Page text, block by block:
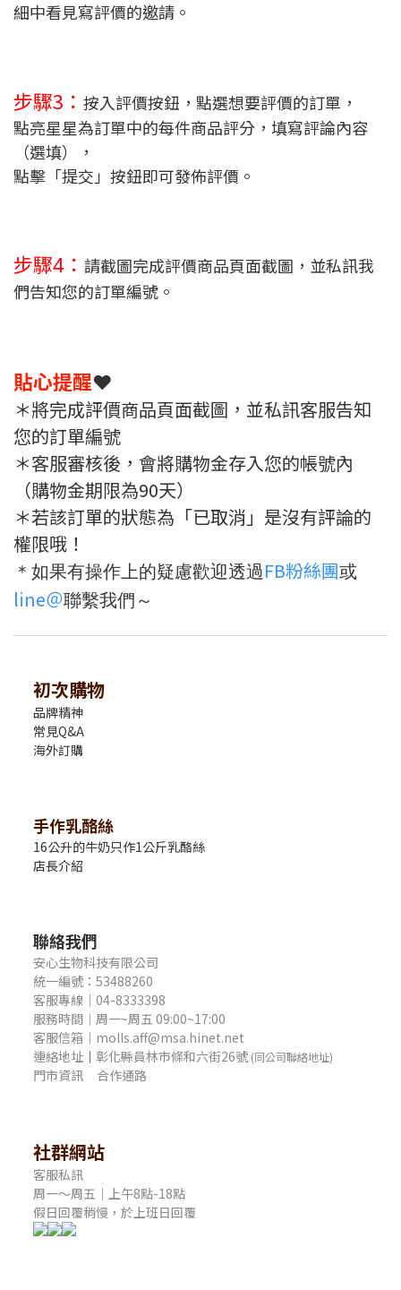
細中看見寫評價的邀請。
步驟3： 按入評價按鈕，點選想要評價的訂單，
點亮星星為訂單中的每件商品評分，填寫評論內容
（選填），
點擊「提交」按鈕即可發佈評價。
步驟4： 請截圖完成評價商品頁面截圖，並私訊我
們告知您的訂單編號。
貼心提醒❤️
＊將完成評價商品頁面截圖，並私訊客服告知
您的訂單編號
＊客服審核後，會將購物金存入您的帳號內
（購物金期限為90天）
＊若該訂單的狀態為「已取消」是沒有評論的
權限哦！
＊如果有操作上的疑慮歡迎透過 FB粉絲團或
line＠聯繫我們～
初次購物
品牌精神
常見Q&A
海外訂購
手作乳酪絲
16公升的牛奶只作1公斤乳酪絲
店長介紹
聯絡我們
安心生物科技有限公司
統一編號：53488260
客服專線｜04-8333398
服務時間｜周一~周五 09:00~17:00
客服信箱｜molls.aff@msa.hinet.net
連絡地址 ｜ 彰化縣員林市條和六街26號 (同公司聯絡地址)
門市資訊 合作通路
社群網站
客服私訊
周一～周五｜上午8點-18點
假日回覆稍慢，於上班日回覆